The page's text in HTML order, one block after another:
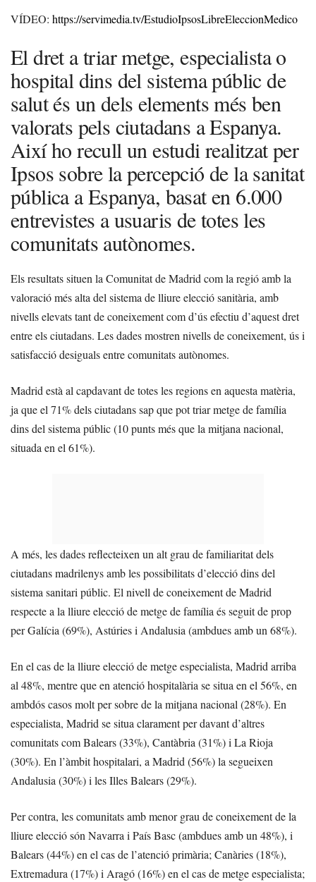
VÍDEO: https://servimedia.tv/EstudioIpsosLibreEleccionMedico
El dret a triar metge, especialista o
hospital dins del sistema públic de
salut és un dels elements més ben
valorats pels ciutadans a Espanya.
Així ho recull un estudi realitzat per
Ipsos sobre la percepció de la sanitat
pública a Espanya, basat en 6.000
entrevistes a usuaris de totes les
comunitats autònomes.
Els resultats situen la Comunitat de Madrid com la regió amb la
valoració més alta del sistema de lliure elecció sanitària, amb
nivells elevats tant de coneixement com d’ús efectiu d’aquest dret
entre els ciutadans. Les dades mostren nivells de coneixement, ús i
satisfacció desiguals entre comunitats autònomes.
Madrid està al capdavant de totes les regions en aquesta matèria,
ja que el 71% dels ciutadans sap que pot triar metge de família
dins del sistema públic (10 punts més que la mitjana nacional,
situada en el 61%).
A més, les dades reflecteixen un alt grau de familiaritat dels
ciutadans madrilenys amb les possibilitats d’elecció dins del
sistema sanitari públic. El nivell de coneixement de Madrid
respecte a la lliure elecció de metge de família és seguit de prop
per Galícia (69%), Astúries i Andalusia (ambdues amb un 68%).
En el cas de la lliure elecció de metge especialista, Madrid arriba
al 48%, mentre que en atenció hospitalària se situa en el 56%, en
ambdós casos molt per sobre de la mitjana nacional (28%). En
especialista, Madrid se situa clarament per davant d’altres
comunitats com Balears (33%), Cantàbria (31%) i La Rioja
(30%). En l’àmbit hospitalari, a Madrid (56%) la segueixen
Andalusia (30%) i les Illes Balears (29%).
Per contra, les comunitats amb menor grau de coneixement de la
lliure elecció són Navarra i País Basc (ambdues amb un 48%), i
Balears (44%) en el cas de l’atenció primària; Canàries (18%),
Extremadura (17%) i Aragó (16%) en el cas de metge especialista;